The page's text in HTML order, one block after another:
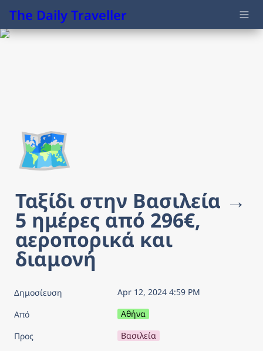
The Daily Traveller
🗺️
Ταξίδι στην Βασιλεία →
5 ημέρες από 296€,
αεροπορικά και
διαμονή
Δημοσίευση
Apr 12, 2024 4:59 PM
Από
Αθήνα
Προς
Βασιλεία